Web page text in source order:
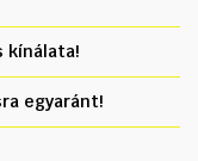
kínálata!
egyaránt!